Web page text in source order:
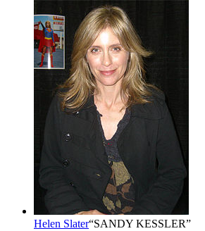
Helen Slater“SANDY KESSLER”